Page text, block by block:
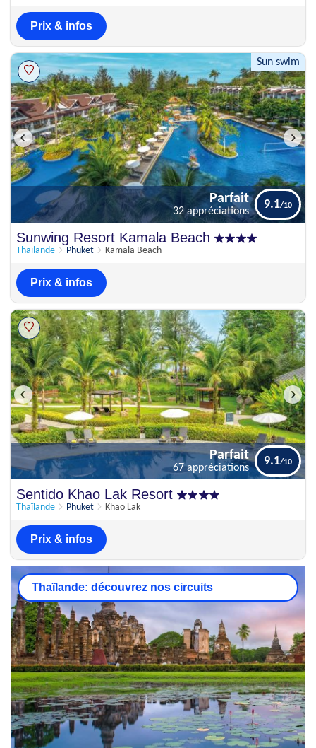
Prix & infos
Sun swim
Parfait
Sunwing Resort Kamala Beach
Thaïlande Phuket Kamala Beach
Parfait
32 appréciations
9.1
Prix & infos
Parfait
Sentido Khao Lak Resort
Thaïlande Phuket Khao Lak
Parfait
67 appréciations
9.1
Prix & infos
Thaïlande: découvrez nos circuits